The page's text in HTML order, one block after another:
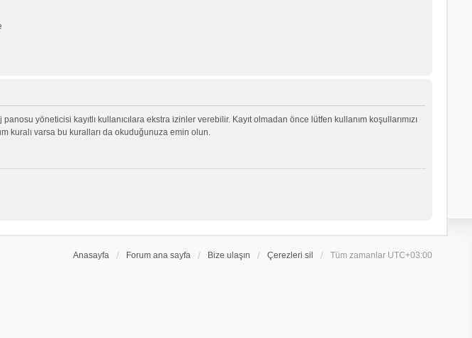
yöneticisi kayıtlı kullanıcılara ekstra izinler verebilir. Kayıt olmadan önce lütfen kullanım koşullarımızı
kuralı varsa bu kuralları da okuduğunuza emin olun.
Anasayfa Forum ana sayfa Bize ulaşın Çerezleri sil Tüm zamanlar UTC+03:00